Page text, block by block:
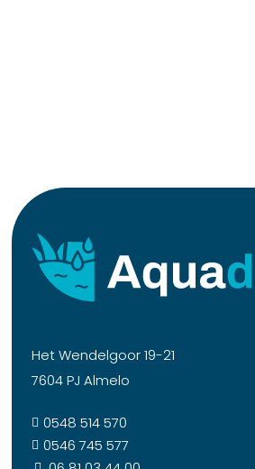
Het Wendelgoor 19-21
7604 PJ Almelo
 0548 514 570
 0546 745 577